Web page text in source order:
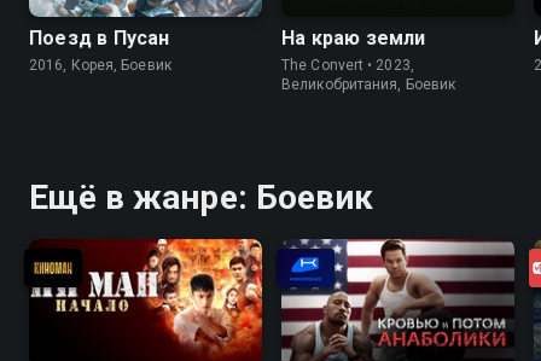
Поезд в Пусан
2016, Корея, Боевик
На краю земли
The Convert • 2023,
Великобритания, Боевик
Ещё в жанре: Боевик